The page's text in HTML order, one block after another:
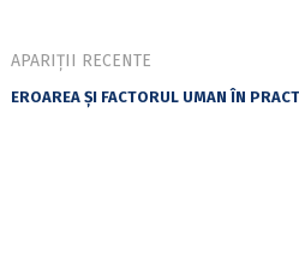
APARIȚII RECENTE
EROAREA ȘI FACTORUL UMAN ÎN